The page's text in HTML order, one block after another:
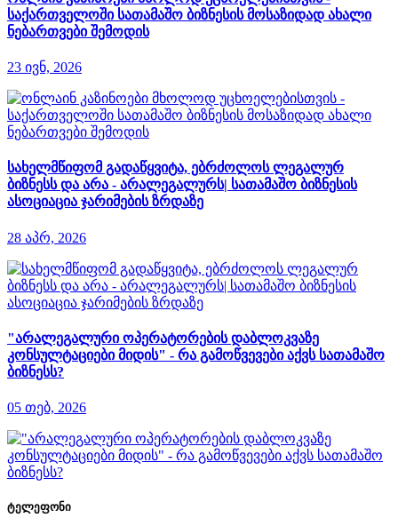
საქართველოში სათამაშო ბიზნესის მოსაზიდად ახალი
ნებართვები შემოდის
23 ივნ, 2026
სახელმწიფომ გადაწყვიტა, ებრძოლოს ლეგალურ
ბიზნესს და არა - არალეგალურს| სათამაშო ბიზნესის
ასოციაცია ჯარიმების ზრდაზე
28 აპრ, 2026
"არალეგალური ოპერატორების დაბლოკვაზე
კონსულტაციები მიდის" - რა გამოწვევები აქვს სათამაშო
ბიზნესს?
05 თებ, 2026
ტელეფონი